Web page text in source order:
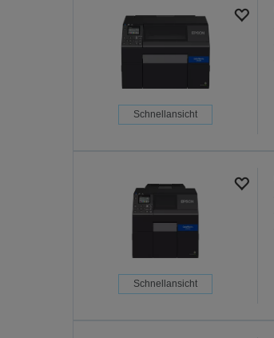
Schnellansicht
Schnellansicht